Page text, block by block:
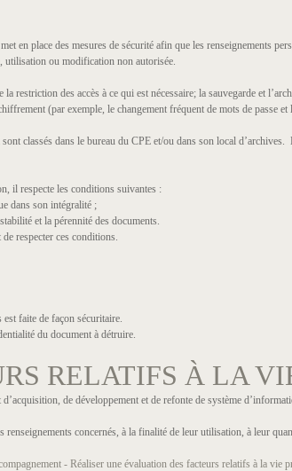
en place des mesures de sécurité afin que les renseignements
utilisation ou modification non autorisée.
restriction des accès à ce qui est nécessaire; la sauvegarde et
(par exemple, le changement fréquent de mots de passe
classés dans le bureau du CPE et/ou dans son local d’archives.
il respecte les conditions suivantes :
dans son intégralité ;
et la pérennité des documents.
respecter ces conditions.
faite de façon sécuritaire.
du document à détruire.
RELATIFS À LA
de développement et de refonte de système
concernés, à la finalité de leur utilisation, à leur
- Réaliser une évaluation des facteurs relatifs à la vie